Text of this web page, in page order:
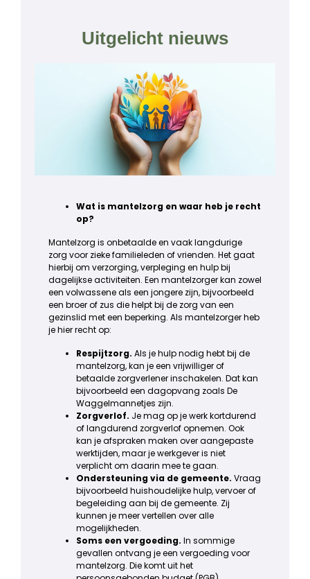
Uitgelicht nieuws
Wat is mantelzorg en waar heb je recht
op?
Mantelzorg is onbetaalde en vaak langdurige
zorg voor zieke familieleden of vrienden. Het gaat
hierbij om verzorging, verpleging en hulp bij
dagelijkse activiteiten. Een mantelzorger kan zowel
een volwassene als een jongere zijn, bijvoorbeeld
een broer of zus die helpt bij de zorg van een
gezinslid met een beperking. Als mantelzorger heb
je hier recht op:
Respijtzorg. Als je hulp nodig hebt bij de
mantelzorg, kan je een vrijwilliger of
betaalde zorgverlener inschakelen. Dat kan
bijvoorbeeld een dagopvang zoals De
Waggelmannetjes zijn.
Zorgverlof. Je mag op je werk kortdurend
of langdurend zorgverlof opnemen. Ook
kan je afspraken maken over aangepaste
werktijden, maar je werkgever is niet
verplicht om daarin mee te gaan.
Ondersteuning via de gemeente. Vraag
bijvoorbeeld huishoudelijke hulp, vervoer of
begeleiding aan bij de gemeente. Zij
kunnen je meer vertellen over alle
mogelijkheden.
Soms een vergoeding. In sommige
gevallen ontvang je een vergoeding voor
mantelzorg. Die komt uit het